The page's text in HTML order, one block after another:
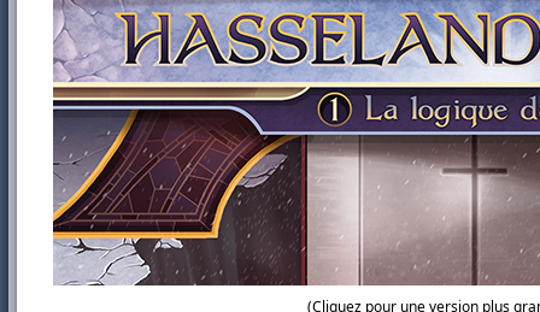
(Cliquez pour une version plus